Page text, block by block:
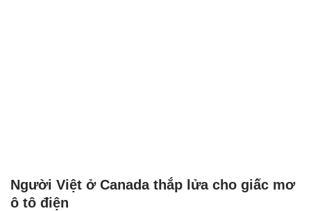
Người Việt ở Canada thắp lửa cho giấc mơ
ô tô điện